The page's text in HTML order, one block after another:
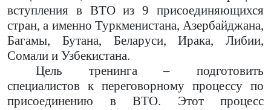
вступления в ВТО из 9 присоединяющихся
стран, а именно Туркменистана, Азербайджана,
Багамы, Бутана, Беларуси, Ирака, Либии,
Сомали и Узбекистана.
Цель тренинга – подготовить
специалистов к переговорному процессу по
присоединению в ВТО. Этот процесс